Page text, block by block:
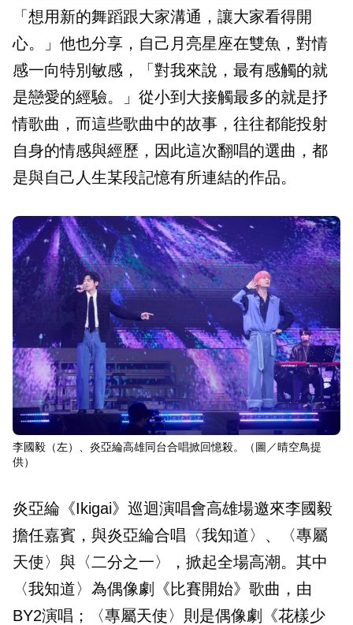
「想用新的舞蹈跟大家溝通，讓大家看得開
心。」他也分享，自己月亮星座在雙魚，對情
感一向特別敏感，「對我來說，最有感觸的就
是戀愛的經驗。」從小到大接觸最多的就是抒
情歌曲，而這些歌曲中的故事，往往都能投射
自身的情感與經歷，因此這次翻唱的選曲，都
是與自己人生某段記憶有所連結的作品。
李國毅（左）、炎亞綸高雄同台合唱掀回憶殺。（圖／晴空鳥提
供）
炎亞綸《Ikigai》巡迴演唱會高雄場邀來李國毅
擔任嘉賓，與炎亞綸合唱〈我知道〉、〈專屬
天使〉與〈二分之一〉，掀起全場高潮。其中
〈我知道〉為偶像劇《比賽開始》歌曲，由
BY2演唱；〈專屬天使〉則是偶像劇《花樣少